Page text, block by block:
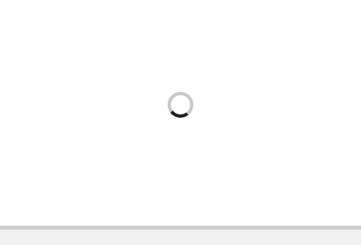
Industrial 135x35x55
596,00€